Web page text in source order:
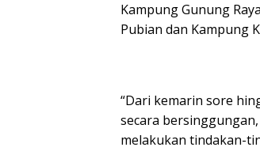
Kampung Gunung
Pubian dan Kampung
“Dari kemarin sore
secara
melakukan tindakan-